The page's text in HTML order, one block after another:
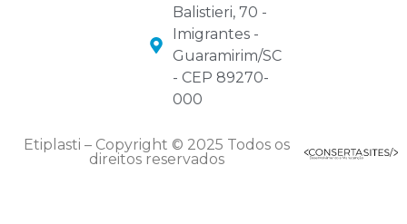
Balistieri, 70 -
Imigrantes -
Guaramirim/SC
- CEP 89270-
000
Etiplasti – Copyright © 2025 Todos os
direitos reservados